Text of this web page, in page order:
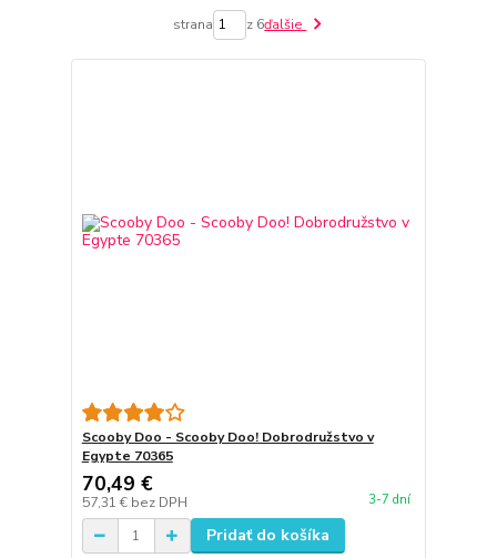
strana z 6ďalšie
Scooby Doo - Scooby Doo! Dobrodružstvo v
Egypte 70365
70,49 €
57,31 € bez DPH 3-7 dní
Pridať do košíka